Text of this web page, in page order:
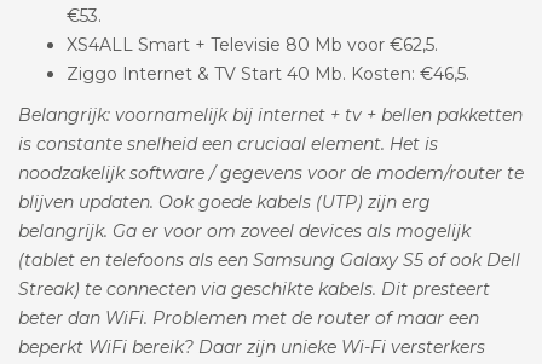
€53.
XS4ALL Smart + Televisie 80 Mb voor €62,5.
Ziggo Internet & TV Start 40 Mb. Kosten: €46,5.
Belangrijk: voornamelijk bij internet + tv + bellen pakketten
is constante snelheid een cruciaal element. Het is
noodzakelijk software / gegevens voor de modem/router te
blijven updaten. Ook goede kabels (UTP) zijn erg
belangrijk. Ga er voor om zoveel devices als mogelijk
(tablet en telefoons als een Samsung Galaxy S5 of ook Dell
Streak) te connecten via geschikte kabels. Dit presteert
beter dan WiFi. Problemen met de router of maar een
beperkt WiFi bereik? Daar zijn unieke Wi-Fi versterkers